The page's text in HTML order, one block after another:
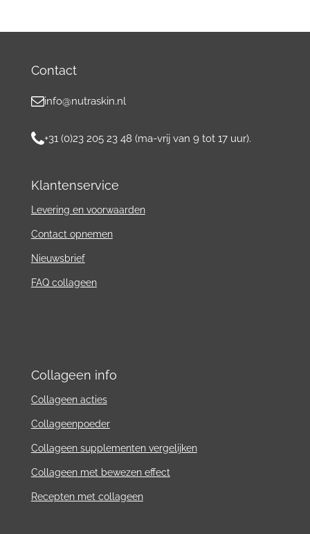
Contact
info@nutraskin.nl
+31 (0)23 205 23 48 (ma-vrij van 9 tot 17 uur).
Klantenservice
Levering en voorwaarden
Contact opnemen
Nieuwsbrief
FAQ collageen
Collageen info
Collageen acties
Collageenpoeder
Collageen supplementen vergelijken
Collageen met bewezen effect
Recepten met collageen